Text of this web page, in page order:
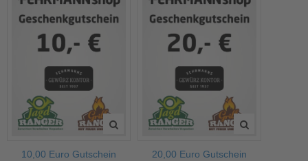
10,00 Euro Gutschein
20,00 Euro Gutschein